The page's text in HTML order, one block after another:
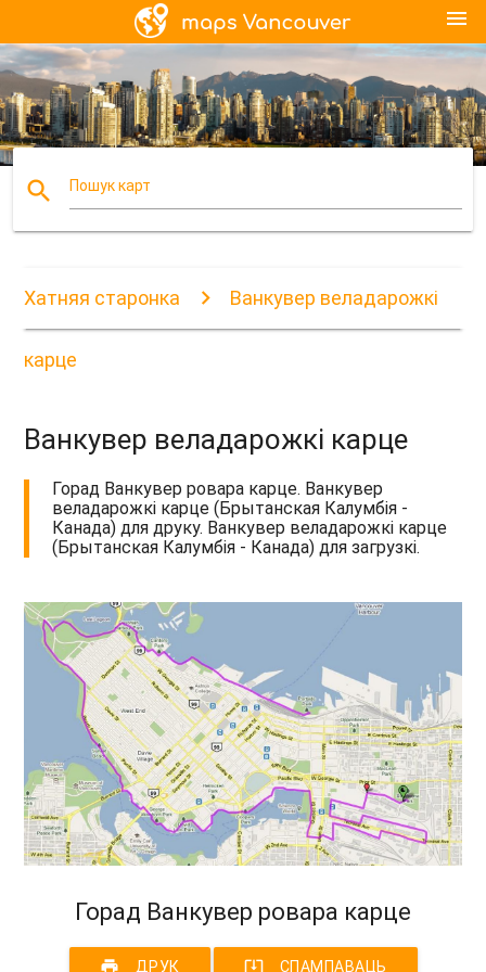
menu
search Пошук карт
Хатняя старонка Ванкувер веладарожкі
карце
Ванкувер веладарожкі карце
Горад Ванкувер ровара карце. Ванкувер
веладарожкі карце (Брытанская Калумбія -
Канада) для друку. Ванкувер веладарожкі карце
(Брытанская Калумбія - Канада) для загрузкі.
Горад Ванкувер ровара карце
print ДРУК system_update_alt СПАМПАВАЦЬ